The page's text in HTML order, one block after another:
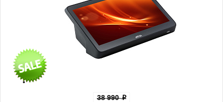
38 990p